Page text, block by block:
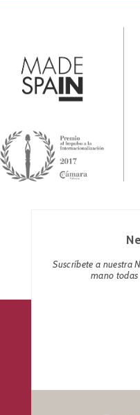
Suscríbete a nuestra
mano todas